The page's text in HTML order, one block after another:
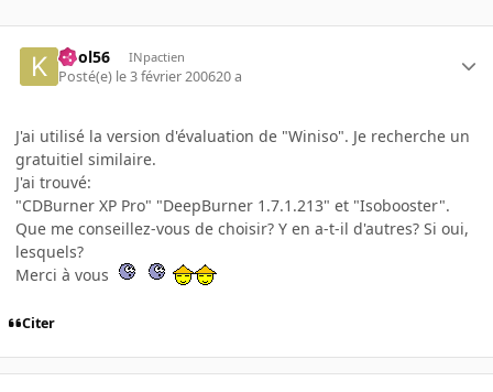
kool56 INpactien
Posté(e) le 3 février 200620 a
J'ai utilisé la version d'évaluation de "Winiso". Je recherche un
gratuitiel similaire.
J'ai trouvé:
"CDBurner XP Pro" "DeepBurner 1.7.1.213" et "Isobooster".
Que me conseillez-vous de choisir? Y en a-t-il d'autres? Si oui,
lesquels?
Merci à vous
Citer